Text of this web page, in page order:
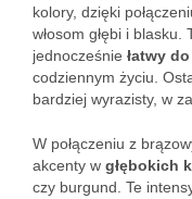
kolory, dzięki
włosom głębi i
jednocześnie łatwy
codziennym życiu.
bardziej wyrazisty, w
W połączeniu z
akcenty w głębokich
czy burgund. Te